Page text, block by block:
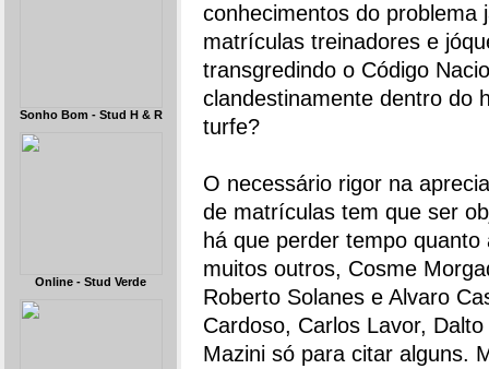
Sonho Bom - Stud H & R
Online - Stud Verde
conhecimentos do problema
matrículas treinadores e
transgredindo o Código
clandestinamente dentro do
turfe?
O necessário rigor na
de matrículas tem que ser
há que perder tempo
muitos outros, Cosme
Roberto Solanes e Alvaro
Cardoso, Carlos Lavor,
Mazini só para citar alguns.